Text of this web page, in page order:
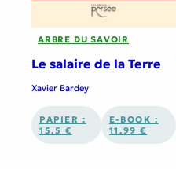
ARBRE DU SAVOIR
Le salaire de la Terre
Xavier Bardey
PAPIER :
15.5 €
E-BOOK :
11.99 €